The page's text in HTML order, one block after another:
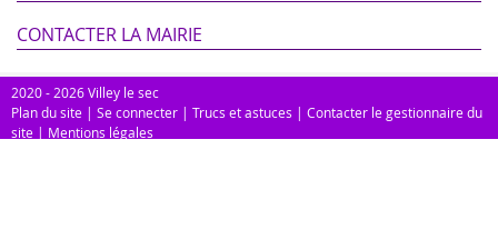
CONTACTER LA MAIRIE
2020 - 2026 Villey le sec
Plan du site | Se connecter | Trucs et astuces | Contacter le gestionnaire du
site | Mentions légales